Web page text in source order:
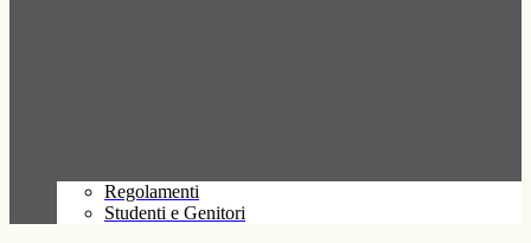
Regolamenti
Studenti e Genitori